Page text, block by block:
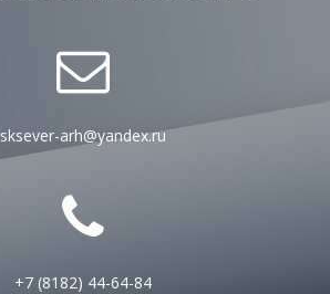
sksever-arh@yandex.ru
+7 (8182) 44-64-84